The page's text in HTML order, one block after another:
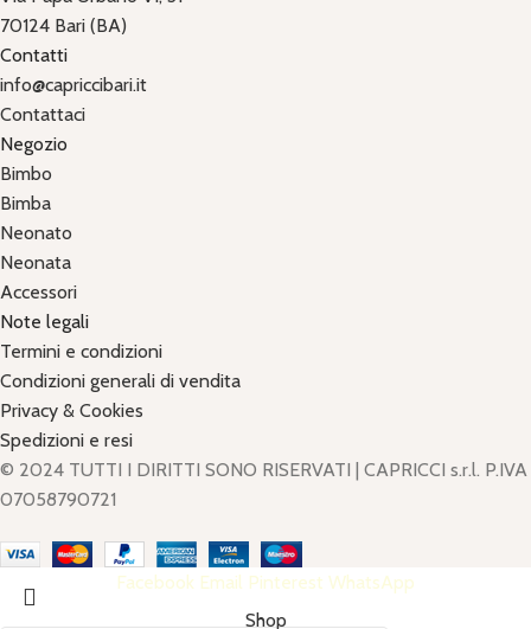
70124 Bari (BA)
Contatti
info@capriccibari.it
Contattaci
Negozio
Bimbo
Bimba
Neonato
Neonata
Accessori
Note legali
Termini e condizioni
Condizioni generali di vendita
Privacy & Cookies
Spedizioni e resi
© 2024 TUTTI I DIRITTI SONO RISERVATI | CAPRICCI s.r.l. P.IVA
07058790721
Facebook Email Pinterest WhatsApp
Shop